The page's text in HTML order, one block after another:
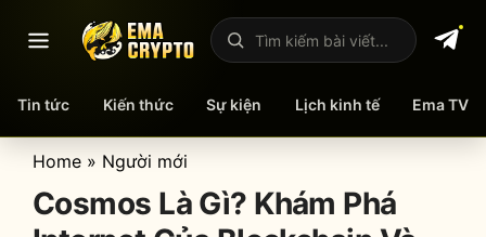
Mở menu
Tìm kiếm bài viết
Tin tức Kiến thức Sự kiện Lịch kinh tế Ema TV
Skip
content
Home » Người mới
Cosmos Là Gì? Khám Phá